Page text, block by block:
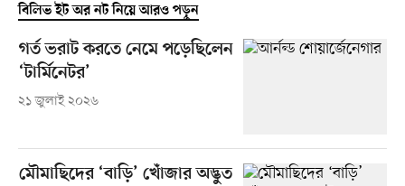
বিলিভ ইট অর নট নিয়ে আরও পড়ুন
গর্ত ভরাট করতে নেমে পড়েছিলেন
‘টার্মিনেটর’
২১ জুলাই ২০২৬
মৌমাছিদের ‘বাড়ি’ খোঁজার অদ্ভুত